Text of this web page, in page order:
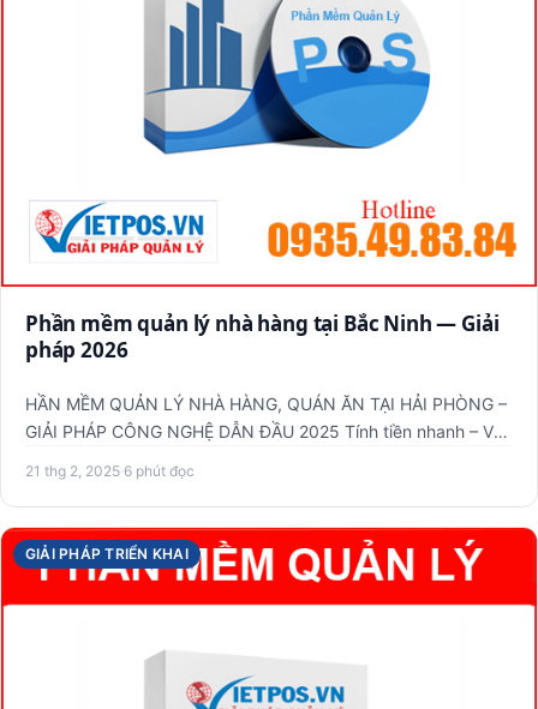
Phần mềm quản lý nhà hàng tại Bắc Ninh — Giải
pháp 2026
HẦN MỀM QUẢN LÝ NHÀ HÀNG, QUÁN ĂN TẠI HẢI PHÒNG –
GIẢI PHÁP CÔNG NGHỆ DẪN ĐẦU 2025 Tính tiền nhanh – Vận
21 thg 2, 2025·6 phút đọc
GIẢI PHÁP TRIỂN KHAI